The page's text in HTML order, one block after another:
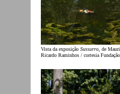
Vista da exposição Sussurro , de
Ricardo Raminhos / cortesia